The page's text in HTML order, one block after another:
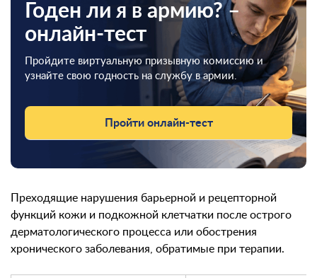
Годен ли я в армию? –
онлайн-тест
Пройдите виртуальную призывную комиссию и
узнайте свою годность на службу в армии.
Пройти онлайн-тест
Преходящие нарушения барьерной и рецепторной
функций кожи и подкожной клетчатки после острого
дерматологического процесса или обострения
хронического заболевания, обратимые при терапии.